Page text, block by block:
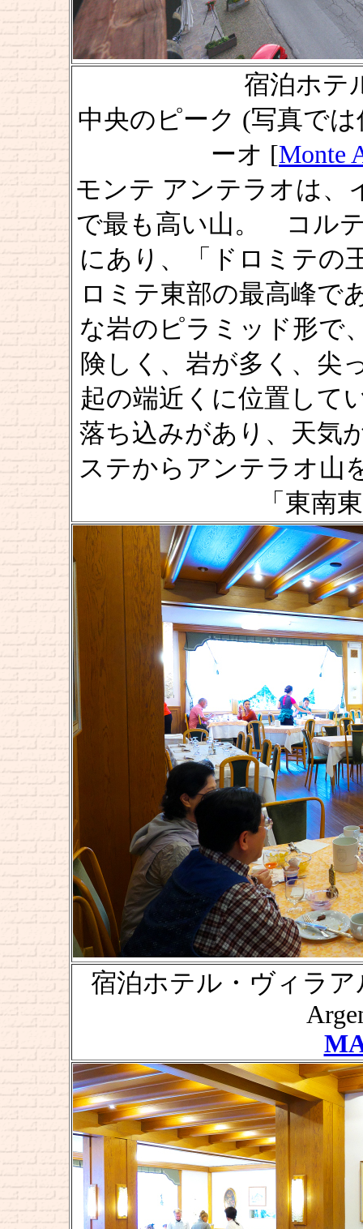
宿泊ホテ
中央のピーク (写真で
ーオ [Monte
モンテ アンテラオは、
で最も高い山。 コル
にあり、「ドロミテ
ロミテ東部の最高峰で
な岩のピラミッド形で
険しく、岩が多く、
起の端近くに位置して
落ち込みがあり、天気
ステからアンテラオ山
「東南
宿泊ホテル・ヴィラ